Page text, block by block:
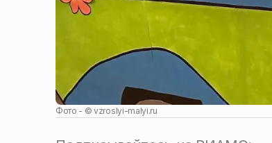
Фото - ©vzroslyi-malyi.ru